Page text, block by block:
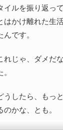
イルを振り返っ
はかけ離れた生
んです。
れじゃ、ダメだ
。
うしたら、もっ
のかな、とも。